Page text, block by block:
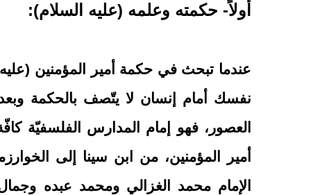
أولاً- حكمته وعلمه (عليه السلام):
عندما تبحث في حكمة أمير المؤمنين
نفسك أمام إنسان لا يتّصف بالحكمة
العصور، فهو إمام المدارس الفلسفيّة
أمير المؤمنين، من ابن سينا إلى
الإمام محمد الغزالي ومحمد عبده